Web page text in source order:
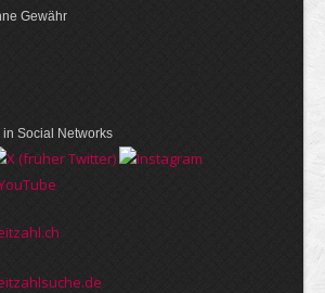
Gewähr
in Social Networks